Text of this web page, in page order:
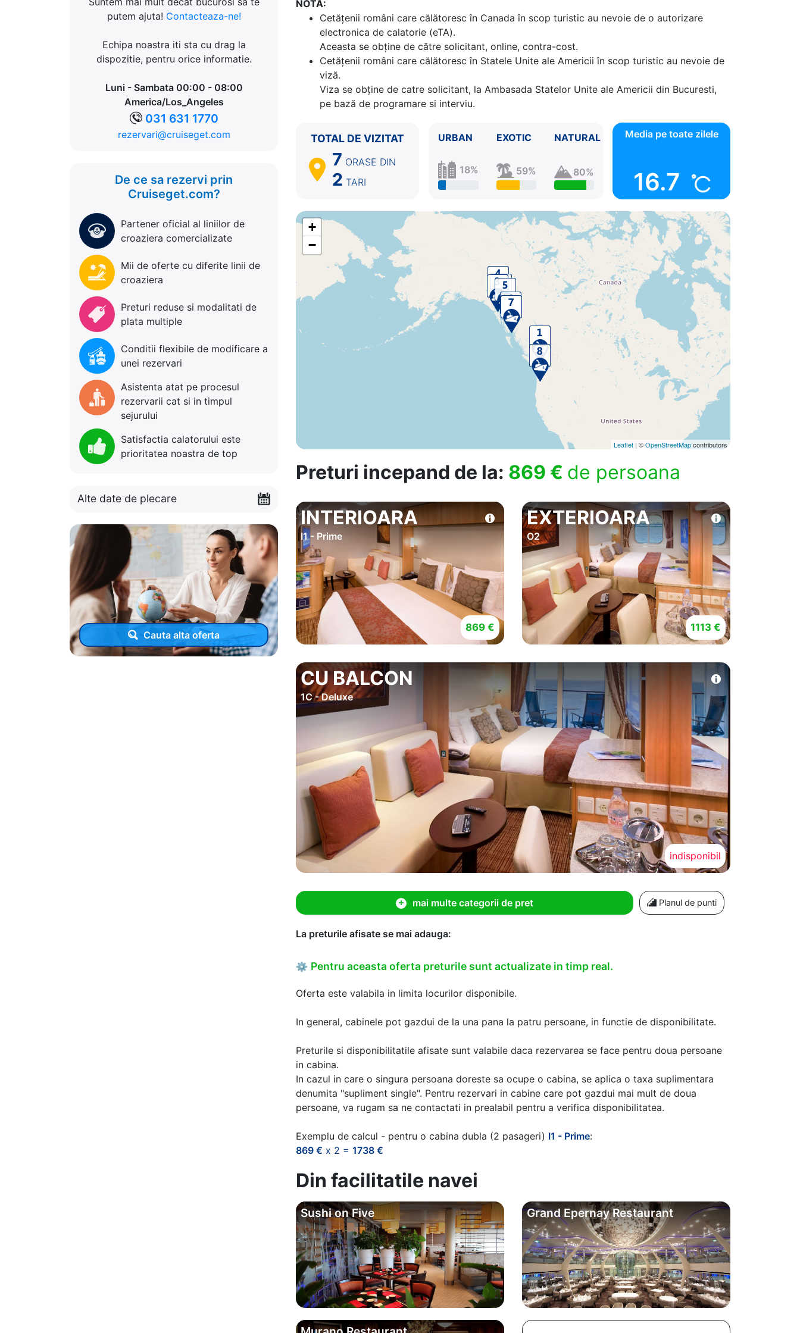
putem ajuta! Contacteaza-ne!
Echipa noastra iti sta cu drag la
dispozitie, pentru orice informatie.
Luni - Sambata 00:00 - 08:00
America/Los_Angeles
031 631 1770
rezervari@cruiseget.com
De ce sa rezervi prin
Cruiseget.com?
Partener oficial al liniilor de
croaziera comercializate
Mii de oferte cu diferite linii de
croaziera
Preturi reduse si modalitati de
plata multiple
Conditii flexibile de modificare a
unei rezervari
Asistenta atat pe procesul
rezervarii cat si in timpul
sejurului
Satisfactia calatorului este
prioritatea noastra de top
Alte date de plecare
Cauta alta oferta
7. Navigare (Pasajul Interior)
8.
Vancouver, British Columbia Canada 06:00 - ⚓
NOTA:
Cetăţenii români care călătoresc în Canada în scop turistic au nevoie de o autorizare
electronica de calatorie (eTA).
Aceasta se obține de către solicitant, online, contra-cost.
Cetăţenii români care călătoresc în Statele Unite ale Americii în scop turistic au nevoie de
viză.
Viza se obține de catre solicitant, la Ambasada Statelor Unite ale Americii din Bucuresti,
pe bază de programare si interviu.
TOTAL DE VIZITAT
7 ORASE DIN
2 TARI
URBAN
18%
EXOTIC
59%
NATURAL
80%
Media pe toate zilele
16.7
+
−
Leaflet | ©OpenStreetMapcontributors
Preturi incepand de la: 869 € de persoana
INTERIOARA
I1 - Prime
869 €
EXTERIOARA
O2
1113 €
CU BALCON
1C - Deluxe
indisponibil
mai multe categorii de pret Planul de punti
La preturile afisate se mai adauga:
⚙ Pentru aceasta oferta preturile sunt actualizate in timp real.
Oferta este valabila in limita locurilor disponibile.
In general, cabinele pot gazdui de la una pana la patru persoane, in functie de disponibilitate.
Preturile si disponibilitatile afisate sunt valabile daca rezervarea se face pentru doua persoane
in cabina.
In cazul in care o singura persoana doreste sa ocupe o cabina, se aplica o taxa suplimentara
denumita "supliment single". Pentru rezervari in cabine care pot gazdui mai mult de doua
persoane, va rugam sa ne contactati in prealabil pentru a verifica disponibilitatea.
Exemplu de calcul - pentru o cabina dubla (2 pasageri) I1 - Prime:
869 € x 2 = 1738 €
Din facilitatile navei
Sushi on Five Grand Epernay Restaurant